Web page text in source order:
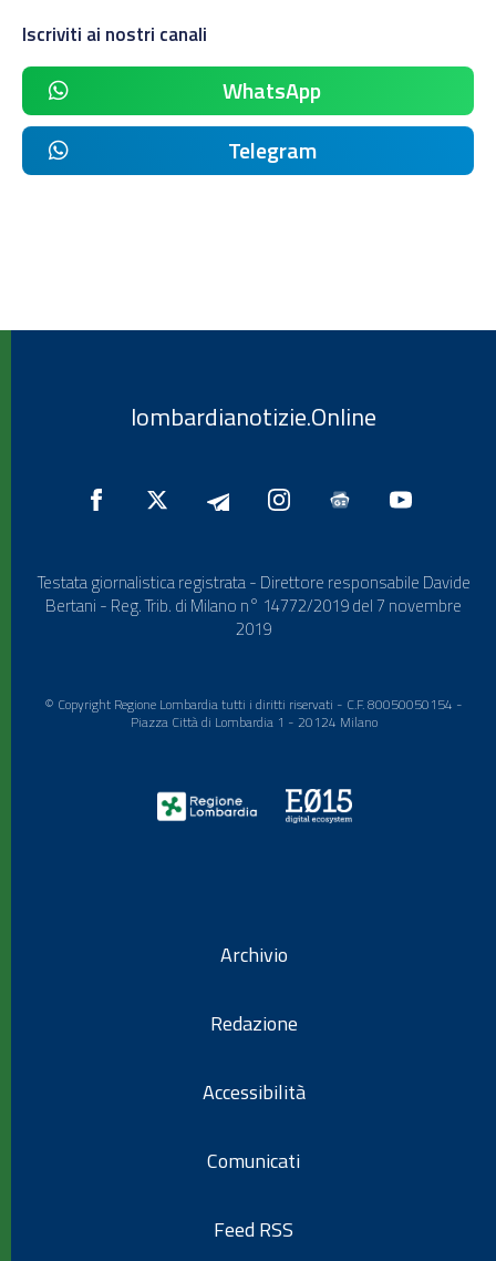
Iscriviti ai nostri canali
WhatsApp
Telegram
lombardianotizie.Online
Testata giornalistica registrata - Direttore responsabile Davide
Bertani - Reg. Trib. di Milano n° 14772/2019 del 7 novembre
2019
© Copyright Regione Lombardia tutti i diritti riservati - C.F. 80050050154 -
Piazza Città di Lombardia 1 - 20124 Milano
Archivio
Redazione
Accessibilità
Comunicati
Feed RSS